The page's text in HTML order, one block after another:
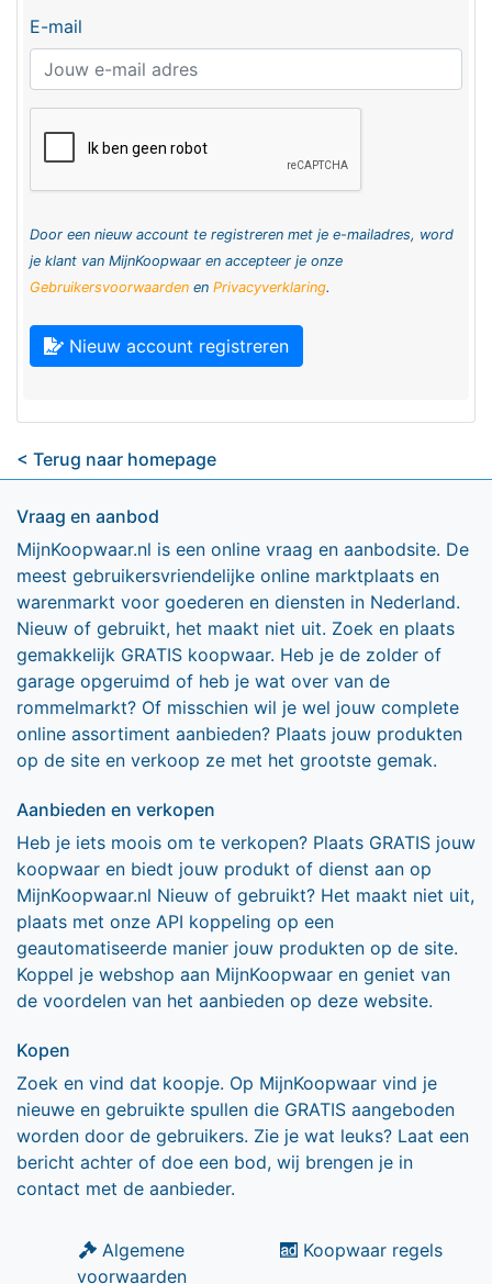
E-mail
Door een nieuw account te registreren met je e-mailadres, word
je klant van MijnKoopwaar en accepteer je onze
Gebruikersvoorwaarden en Privacyverklaring.
Nieuw account registreren
< Terug naar homepage
Vraag en aanbod
MijnKoopwaar.nl is een online vraag en aanbodsite. De
meest gebruikersvriendelijke online marktplaats en
warenmarkt voor goederen en diensten in Nederland.
Nieuw of gebruikt, het maakt niet uit. Zoek en plaats
gemakkelijk GRATIS koopwaar. Heb je de zolder of
garage opgeruimd of heb je wat over van de
rommelmarkt? Of misschien wil je wel jouw complete
online assortiment aanbieden? Plaats jouw produkten
op de site en verkoop ze met het grootste gemak.
Aanbieden en verkopen
Heb je iets moois om te verkopen? Plaats GRATIS jouw
koopwaar en biedt jouw produkt of dienst aan op
MijnKoopwaar.nl Nieuw of gebruikt? Het maakt niet uit,
plaats met onze API koppeling op een
geautomatiseerde manier jouw produkten op de site.
Koppel je webshop aan MijnKoopwaar en geniet van
de voordelen van het aanbieden op deze website.
Kopen
Zoek en vind dat koopje. Op MijnKoopwaar vind je
nieuwe en gebruikte spullen die GRATIS aangeboden
worden door de gebruikers. Zie je wat leuks? Laat een
bericht achter of doe een bod, wij brengen je in
contact met de aanbieder.
Algemene
voorwaarden
Koopwaar regels